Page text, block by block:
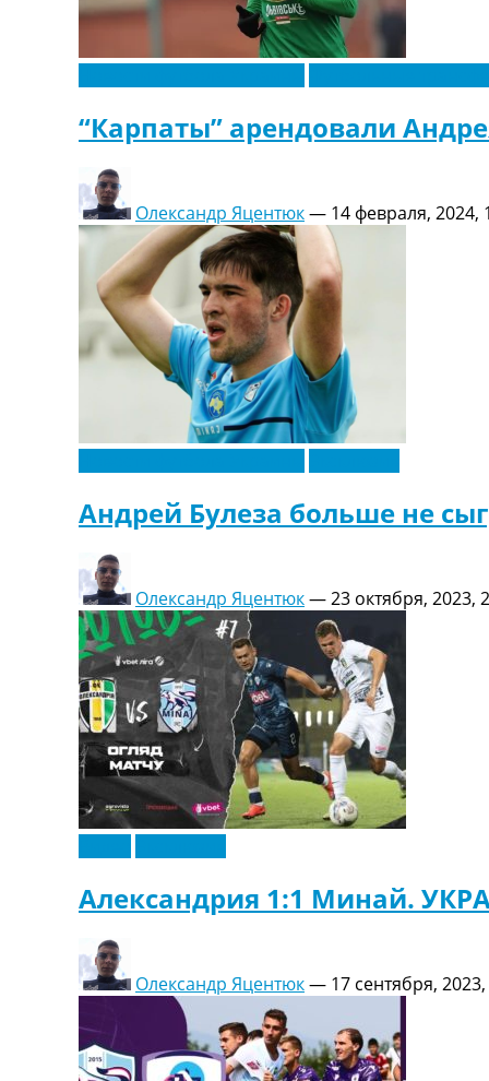
“Карпаты” арендовали
Олександр Яцентюк— 14 февраля, 2024,
Андрей Булеза больше не
Олександр Яцентюк—23 октября, 2023,
Александрия 1:1 Минай.
Олександр Яцентюк— 17 сентября,